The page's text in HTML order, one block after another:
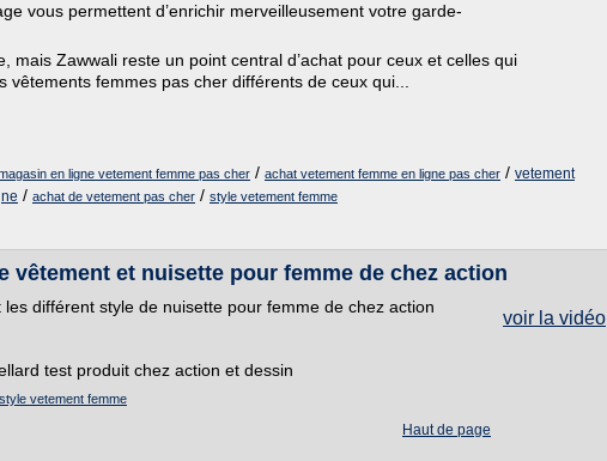
vous permettent d’enrichir merveilleusement votre garde-
mais Zawwali reste un point central d’achat pour ceux et celles qui
vêtements femmes pas cher différents de ceux qui...
en ligne vetement femme pas cher / achat vetement femme en ligne pas cher / vetement
/ achat de vetement pas cher / style vetement femme
vêtement et nuisette pour femme de chez action
voir la vidéo
les différent style de nuisette pour femme de chez action
test produit chez action et dessin
style vetement femme
Haut de page